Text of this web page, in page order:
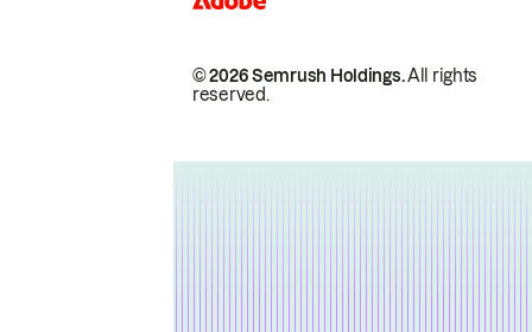
© 2026 Semrush Holdings.All rights
reserved.